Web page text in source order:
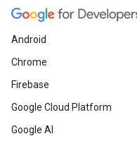
Android
Chrome
Firebase
Google Cloud Platform
Google AI